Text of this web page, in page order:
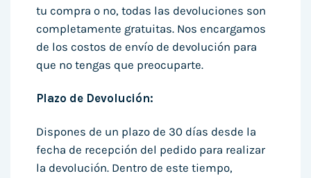
tu compra o no, todas las devoluciones son
completamente gratuitas. Nos encargamos
de los costos de envío de devolución para
que no tengas que preocuparte.
Plazo de Devolución:
Dispones de un plazo de 30 días desde la
fecha de recepción del pedido para realizar
la devolución. Dentro de este tiempo,